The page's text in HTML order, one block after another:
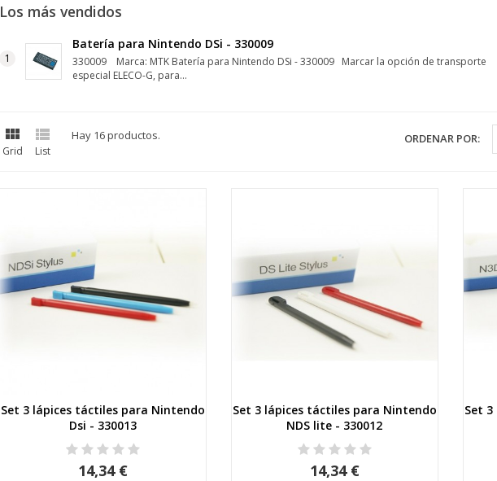
Los más vendidos
Batería para Nintendo DSi - 330009
330009 Marca: MTK Batería para Nintendo DSi - 330009 Marcar la opción de transporte
especial ELECO-G, para...

Grid

List
Hay 16 productos. ORDENAR POR:
Vista rápida
Set 3 lápices táctiles para Nintendo
Dsi - 330013
14,34 €
Vista rápida
Set 3 lápices táctiles para Nintendo
NDS lite - 330012
14,34 €
Set